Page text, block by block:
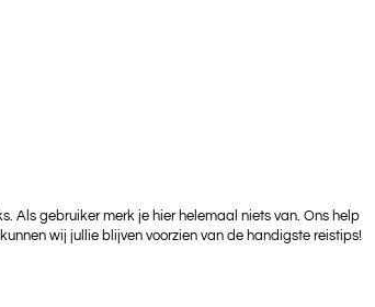
Als gebruiker merk je hier helemaal niets van. Ons help
wij jullie blijven voorzien van de handigste reistips!